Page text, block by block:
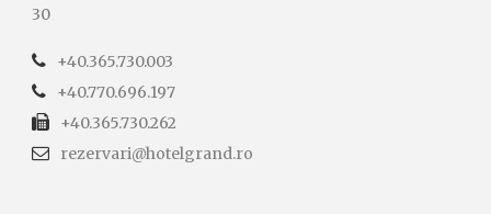
30
+40.365.730.003
+40.770.696.197
+40.365.730.262
rezervari@hotelgrand.ro